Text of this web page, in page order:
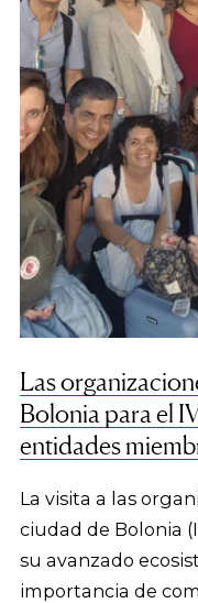
Las
Bolonia para el
entidades
La visita a las
ciudad de Bolonia
su avanzado
importancia de